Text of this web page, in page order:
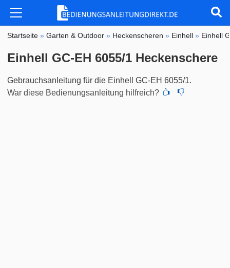
Startseite »Garten & Outdoor » Heckenscheren » Einhell » Einhell
Einhell GC-EH 6055/1 Heckenschere
Gebrauchsanleitung für die Einhell GC-EH 6055/1.
War diese Bedienungsanleitung hilfreich?